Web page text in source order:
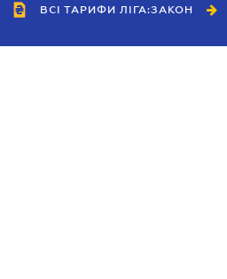
ВСІ ТАРИФИ ЛІГА:ЗАКОН